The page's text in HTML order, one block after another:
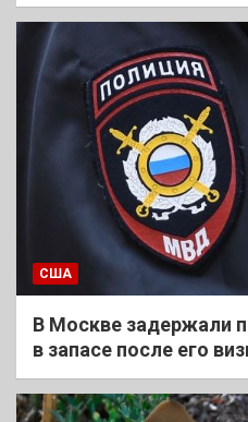
США
В Москве задержали
в запасе после его